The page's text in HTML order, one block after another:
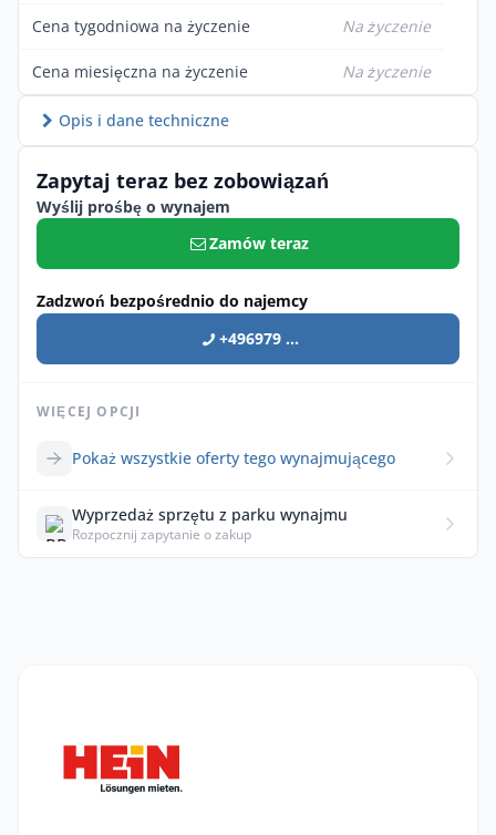
Cena tygodniowa na życzenie Na życzenie
Cena miesięczna na życzenie Na życzenie
Opis i dane techniczne
Zapytaj teraz bez zobowiązań
Wyślij prośbę o wynajem
Zamów teraz
Zadzwoń bezpośrednio do najemcy
+496979 ...
WIĘCEJ OPCJI
Pokaż wszystkie oferty tego wynajmującego
Wyprzedaż sprzętu z parku wynajmu
Rozpocznij zapytanie o zakup